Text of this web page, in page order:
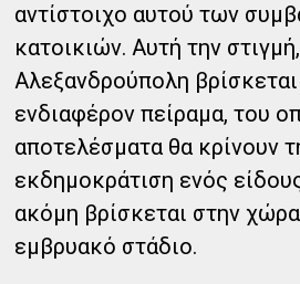
αντίστοιχο αυτού των
κατοικιών. Αυτή την
Αλεξανδρούπολη
ενδιαφέρον πείραμα, του
αποτελέσματα θα κρίνουν
εκδημοκράτιση ενός
ακόμη βρίσκεται στην
εμβρυακό στάδιο.